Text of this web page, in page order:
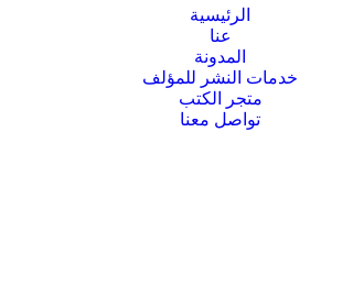
الرئيسية
عنا
المدونة
خدمات النشر للمؤلف
متجر الكتب
تواصل معنا